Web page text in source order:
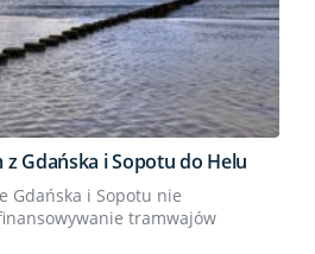
Gdańska i Sopotu do Helu
Gdańska i Sopotu nie
tramwajów